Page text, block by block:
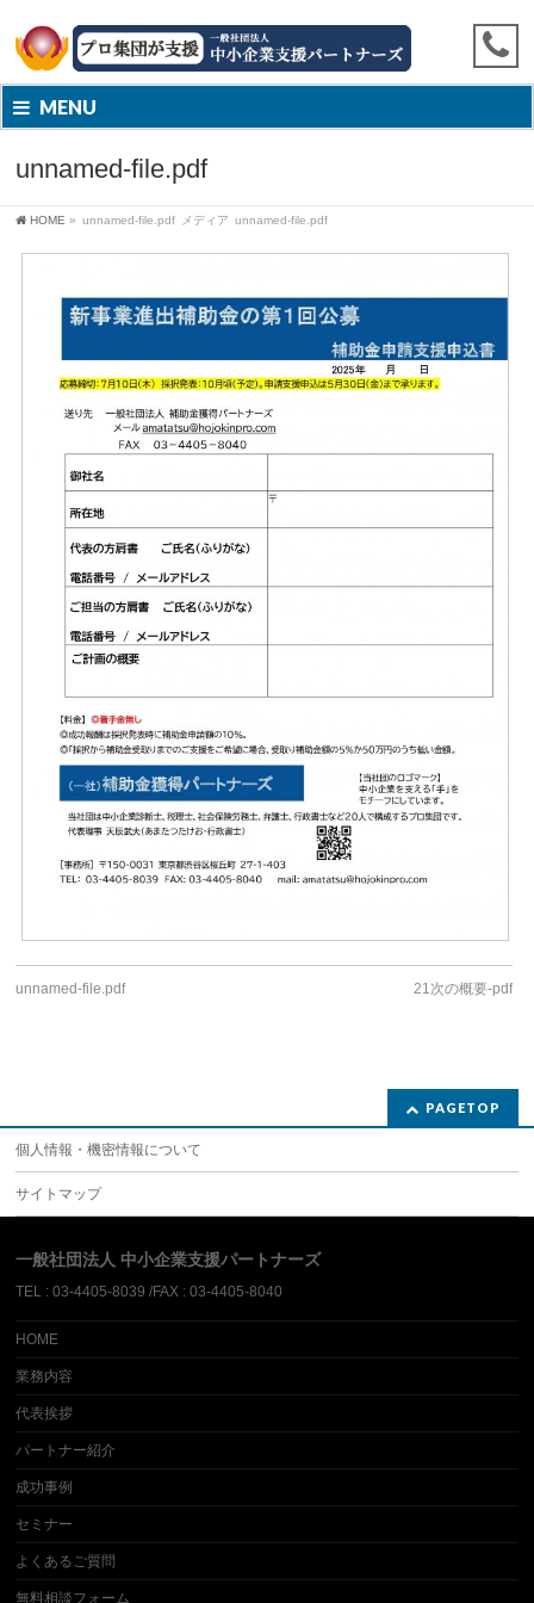
MENU
unnamed-file.pdf
HOME » unnamed-file.pdf メディア unnamed-file.pdf
unnamed-file.pdf 21次の概要-pdf
PAGETOP
個人情報・機密情報について
サイトマップ
一般社団法人 中小企業支援パートナーズ
TEL : 03-4405-8039 /FAX : 03-4405-8040
HOME
業務内容
代表挨拶
パートナー紹介
成功事例
セミナー
よくあるご質問
無料相談フォーム